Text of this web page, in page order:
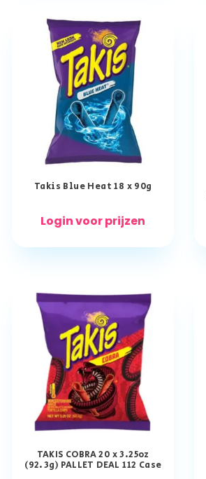
Takis Blue Heat 18 x 90g
Login voor prijzen
TAKIS COBRA 20 x 3.25oz
(92.3g) PALLET DEAL 112 Case